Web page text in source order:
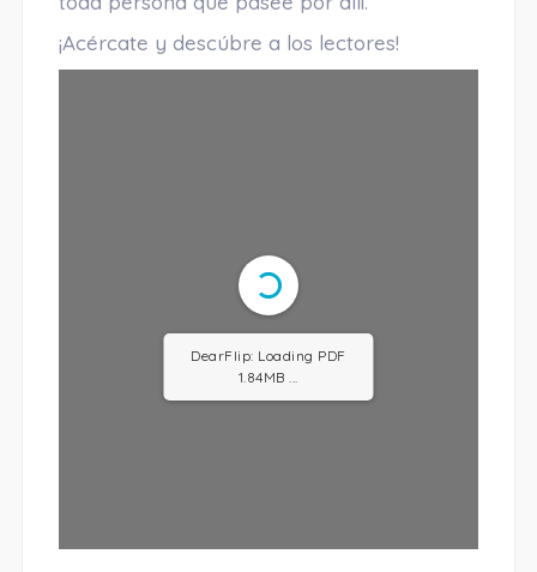
¡Acércate y descúbre a los lectores!
DearFlip: Loading PDF
3.93MB ...